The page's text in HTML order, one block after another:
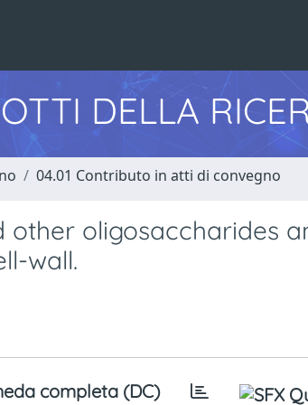
DELLA
04.01 Contributo in atti di convegno
oligosaccharides
wall.
completa (DC)